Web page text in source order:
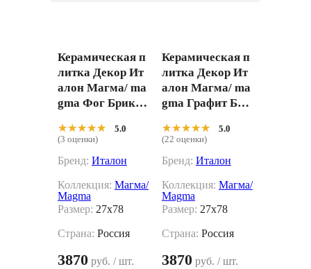
Керамическая п
литка Декор Ит
алон Магма/ ma
gma Фог Брик 3
Серый 27x78
★★★★★
★★★★★
5.0
(3 оценки)
Бренд: Италон
Коллекция: Магма/
Magma
Размер: 27x78
Страна: Россия
3870 руб. / шт.
Керамическая п
литка Декор Ит
алон Магма/ ma
gma Графит Бри
53 Серый 27x78
★★★★★
★★★★★
5.0
(22 оценки)
Бренд: Италон
Коллекция: Магма/
Magma
Размер: 27x78
Страна: Россия
3870 руб. / шт.